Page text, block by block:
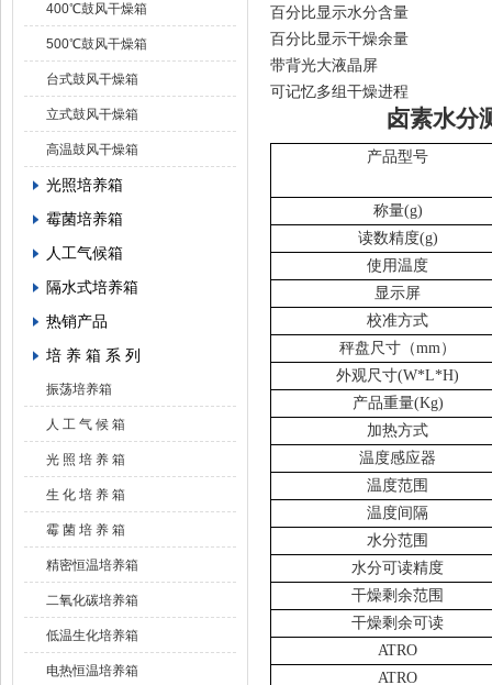
400℃鼓风干燥箱
500℃鼓风干燥箱
台式鼓风干燥箱
立式鼓风干燥箱
高温鼓风干燥箱
光照培养箱
霉菌培养箱
人工气候箱
隔水式培养箱
热销产品
培 养 箱 系 列
振荡培养箱
人 工 气 候 箱
光 照 培 养 箱
生 化 培 养 箱
霉 菌 培 养 箱
精密恒温培养箱
二氧化碳培养箱
低温生化培养箱
电热恒温培养箱
百分比显示水分含量
百分比显示干燥余量
带背光大液晶屏
可记忆多组干燥进程
卤素水分
产品型号
称量(g)
读数精度(g)
使用温度
显示屏
校准方式
秤盘尺寸 （mm）
外观尺寸(W*L*H)
产品重量(Kg)
加热方式
温度感应器
温度范围
温度间隔
水分范围
水分可读精度
干燥剩余范围
干燥剩余可读
ATRO
ATRO